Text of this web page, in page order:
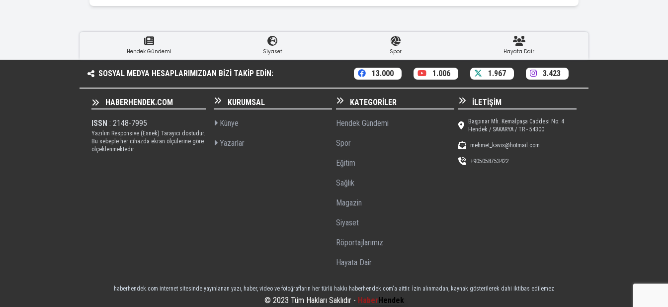
Hendek Gündemi Siyaset Spor Hayata Dair
SOSYAL MEDYA HESAPLARIMIZDAN BIZI TAKIP EDIN: 13.000 1.006 1.967 3.423
HABERHENDEK.COM
ISSN : 2148-7995
Yazılım Responsive (Esnek) Tarayıcı dostudur.
Bu sebeple her cihazda ekran ölçülerine göre
ölçeklenmektedir.
KURUMSAL
Künye
Yazarlar
KATEGORILER
Hendek Gündemi
Spor
Eğitim
Sağlık
Magazin
Siyaset
Röportajlarımız
Hayata Dair
İLETIŞIM
Başpınar Mh. Kemalpaşa Caddesi No: 4
Hendek / SAKARYA / TR - 54300
mehmet_kavis@hotmail.com
+905058753422
haberhendek.com internet sitesinde yayınlanan yazı, haber, video ve fotoğrafların her türlü hakkı haberhendek.com'a aittir. İzin alınmadan, kaynak gösterilerek dahi iktibas edilemez
© 2023 Tüm Hakları Saklıdır - HaberHendek